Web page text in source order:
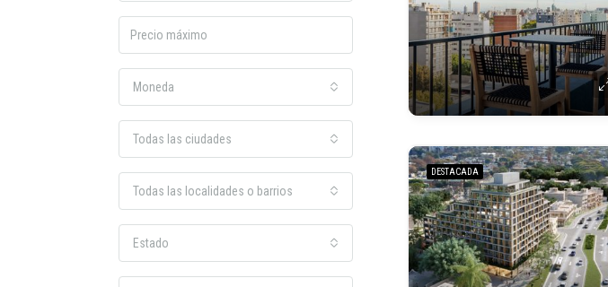
DESTACADA
Moneda
Todas las ciudades
Todas las localidades o barrios
Estado